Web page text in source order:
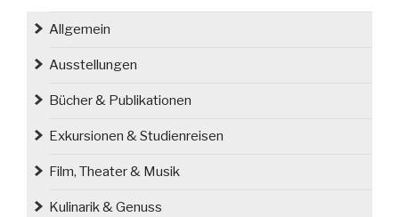
Allgemein
Ausstellungen
Bücher & Publikationen
Exkursionen & Studienreisen
Film, Theater & Musik
Kulinarik & Genuss